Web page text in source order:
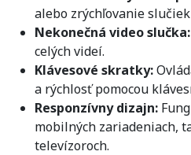
alebo zrýchľovanie slučiek
Nekonečná video slučka:
celých videí.
Klávesové skratky:
a rýchlosť pomocou
Responzívny dizajn:
mobilných zariadeniach,
televízoroch.